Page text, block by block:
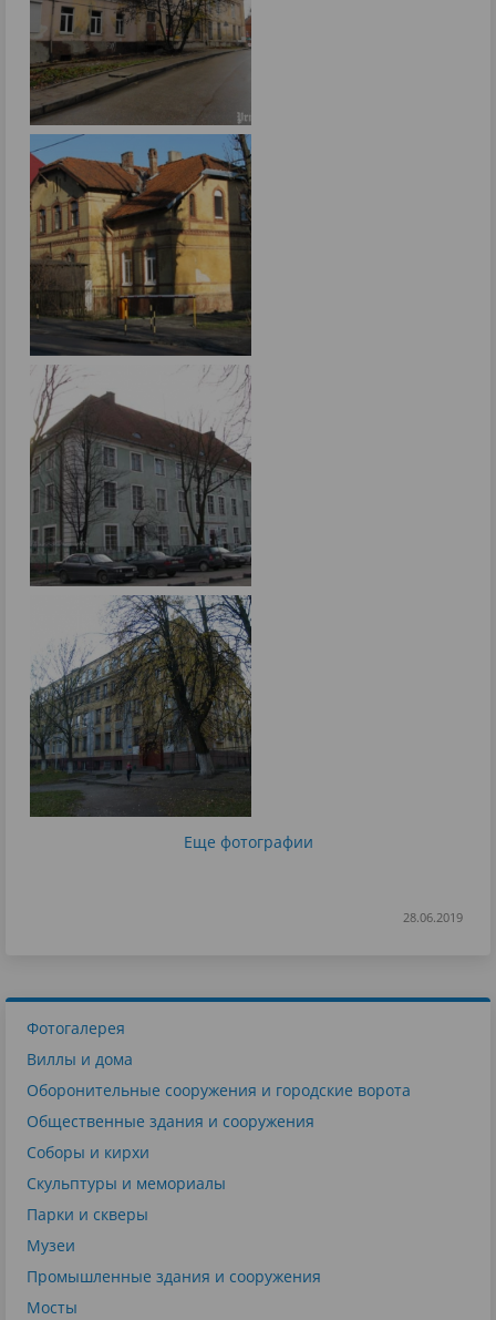
Еще фотографии
28.06.2019
Фотогалерея
Виллы и дома
Оборонительные сооружения и городские ворота
Общественные здания и сооружения
Соборы и кирхи
Скульптуры и мемориалы
Парки и скверы
Музеи
Промышленные здания и сооружения
Мосты